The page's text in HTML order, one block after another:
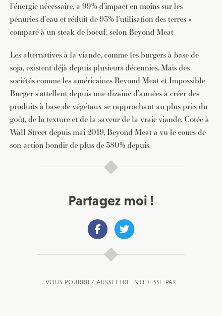
l’énergie nécessaire, a 99% d’impact en moins sur les
pénuries d’eau et réduit de 93% l’utilisation des terres »
comparé à un steak de boeuf, selon Beyond Meat
Les alternatives à la viande, comme les burgers à base de
soja, existent déjà depuis plusieurs décennies. Mais des
sociétés comme les américaines Beyond Meat et Impossible
Burger s’attellent depuis une dizaine d’années à créer des
produits à base de végétaux se rapprochant au plus près du
goût, de la texture et de la saveur de la vraie viande. Cotée à
Wall Street depuis mai 2019, Beyond Meat a vu le cours de
son action bondir de plus de 380% depuis.
Partagez moi !
VOUS POURRIEZ AUSSI ÊTRE INTÉRESSÉ PAR